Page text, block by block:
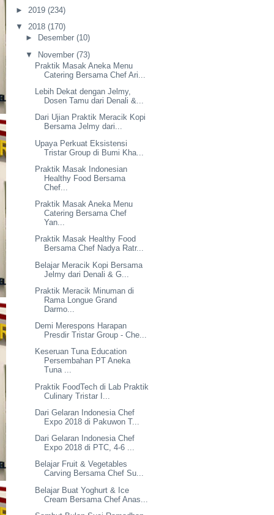
► 2019 (234)
▼ 2018 (170)
►
Desember (10)
▼ November (73)
Praktik Masak Aneka Menu
Catering Bersama Chef Ari...
Lebih Dekat dengan Jelmy,
Dosen Tamu dari Denali &...
Dari Ujian Praktik Meracik Kopi
Bersama Jelmy dari...
Upaya Perkuat Eksistensi
Tristar Group di Bumi Kha...
Praktik Masak Indonesian
Healthy Food Bersama
Chef...
Praktik Masak Aneka Menu
Catering Bersama Chef
Yan...
Praktik Masak Healthy Food
Bersama Chef Nadya Ratr...
Belajar Meracik Kopi Bersama
Jelmy dari Denali & G...
Praktik Meracik Minuman di
Rama Longue Grand
Darmo...
Demi Merespons Harapan
Presdir Tristar Group - Che...
Keseruan Tuna Education
Persembahan PT Aneka
Tuna ...
Praktik FoodTech di Lab Praktik
Culinary Tristar I...
Dari Gelaran Indonesia Chef
Expo 2018 di Pakuwon T...
Dari Gelaran Indonesia Chef
Expo 2018 di PTC, 4-6 ...
Belajar Fruit & Vegetables
Carving Bersama Chef Su...
Belajar Buat Yoghurt & Ice
Cream Bersama Chef Anas...